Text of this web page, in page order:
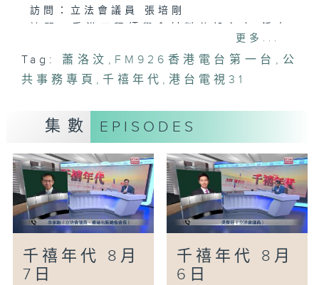
訪問：立法會議員 張培剛
主題：觀塘避風塘擬建跨海橋樑 連接啟德
跑道區
訪問：立法會議員 楊永杰
主題：銅鑼灣利園八期將提供610個電動車
訪問：立法會交通事務委員會委員、灣仔區
議員 林偉江
更多...
Tag: 蕭洛汶 , FM926香港電台第一台 , 公
共事務專頁 ,千禧年代 ,港台電視31
集數 EPISODES
千禧年代 8月
7日
千禧年代 8月
6日